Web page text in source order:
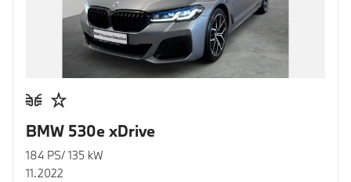
BMW 530e xDrive
184 PS/ 135 kW
11.2022